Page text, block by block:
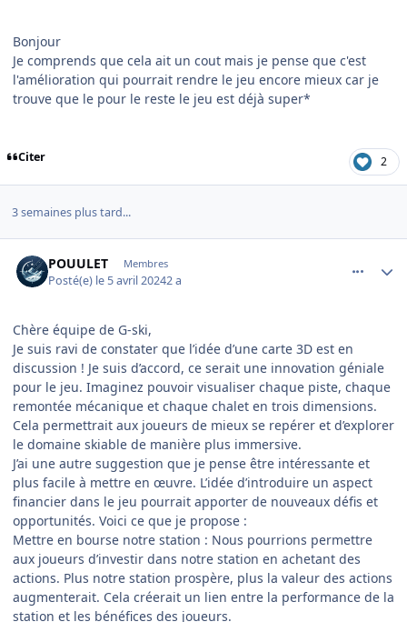
Bonjour
Je comprends que cela ait un cout mais je pense que c'est
l'amélioration qui pourrait rendre le jeu encore mieux car je
trouve que le pour le reste le jeu est déjà super*
Citer 2
3 semaines plus tard...
POUULET Membres
Posté(e) le 5 avril 20242 a
Chère équipe de G-ski,
Je suis ravi de constater que l’idée d’une carte 3D est en
discussion ! Je suis d’accord, ce serait une innovation géniale
pour le jeu. Imaginez pouvoir visualiser chaque piste, chaque
remontée mécanique et chaque chalet en trois dimensions.
Cela permettrait aux joueurs de mieux se repérer et d’explorer
le domaine skiable de manière plus immersive.
J’ai une autre suggestion que je pense être intéressante et
plus facile à mettre en œuvre. L’idée d’introduire un aspect
financier dans le jeu pourrait apporter de nouveaux défis et
opportunités. Voici ce que je propose :
Mettre en bourse notre station : Nous pourrions permettre
aux joueurs d’investir dans notre station en achetant des
actions. Plus notre station prospère, plus la valeur des actions
augmenterait. Cela créerait un lien entre la performance de la
station et les bénéfices des joueurs.